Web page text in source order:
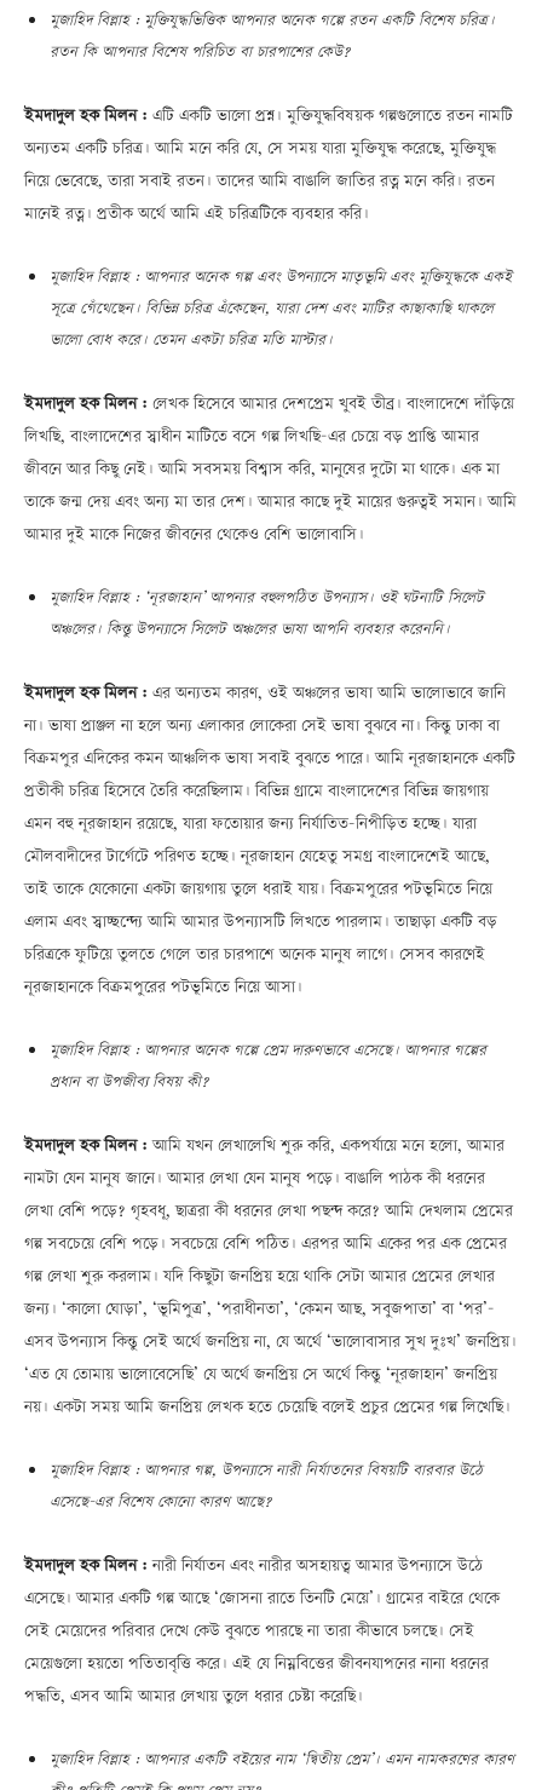
মুজাহিদ বিল্লাহ : মুক্তিযুদ্ধভিত্তিক আপনার অনেক গল্পে রতন একটি বিশেষ চরিত্র।
রতন কি আপনার বিশেষ পরিচিত বা চারপাশের কেউ?
ইমদাদুল হক মিলন : এটি একটি ভালো প্রশ্ন। মুক্তিযুদ্ধবিষয়ক গল্পগুলোতে রতন নামটি
অন্যতম একটি চরিত্র। আমি মনে করি যে, সে সময় যারা মুক্তিযুদ্ধ করেছে, মুক্তিযুদ্ধ
নিয়ে ভেবেছে, তারা সবাই রতন। তাদের আমি বাঙালি জাতির রত্ন মনে করি। রতন
মানেই রত্ন। প্রতীক অর্থে আমি এই চরিত্রটিকে ব্যবহার করি।
মুজাহিদ বিল্লাহ : আপনার অনেক গল্প এবং উপন্যাসে মাতৃভূমি এবং মুক্তিযুদ্ধকে একই
সূত্রে গেঁথেছেন। বিভিন্ন চরিত্র এঁকেছেন, যারা দেশ এবং মাটির কাছাকাছি থাকলে
ভালো বোধ করে। তেমন একটা চরিত্র মতি মাস্টার।
ইমদাদুল হক মিলন : লেখক হিসেবে আমার দেশপ্রেম খুবই তীব্র। বাংলাদেশে দাঁড়িয়ে
লিখছি, বাংলাদেশের স্বাধীন মাটিতে বসে গল্প লিখছি—এর চেয়ে বড় প্রাপ্তি আমার
জীবনে আর কিছু নেই। আমি সবসময় বিশ্বাস করি, মানুষের দুটো মা থাকে। এক মা
তাকে জন্ম দেয় এবং অন্য মা তার দেশ। আমার কাছে দুই মায়ের গুরুত্বই সমান। আমি
আমার দুই মাকে নিজের জীবনের থেকেও বেশি ভালোবাসি।
মুজাহিদ বিল্লাহ : ‘নূরজাহান’ আপনার বহুলপঠিত উপন্যাস। ওই ঘটনাটি সিলেট
অঞ্চলের। কিন্তু উপন্যাসে সিলেট অঞ্চলের ভাষা আপনি ব্যবহার করেননি।
ইমদাদুল হক মিলন : এর অন্যতম কারণ, ওই অঞ্চলের ভাষা আমি ভালোভাবে জানি
না। ভাষা প্রাঞ্জল না হলে অন্য এলাকার লোকেরা সেই ভাষা বুঝবে না। কিন্তু ঢাকা বা
বিক্রমপুর এদিকের কমন আঞ্চলিক ভাষা সবাই বুঝতে পারে। আমি নূরজাহানকে একটি
প্রতীকী চরিত্র হিসেবে তৈরি করেছিলাম। বিভিন্ন গ্রামে বাংলাদেশের বিভিন্ন জায়গায়
এমন বহু নূরজাহান রয়েছে, যারা ফতোয়ার জন্য নির্যাতিত-নিপীড়িত হচ্ছে। যারা
মৌলবাদীদের টার্গেটে পরিণত হচ্ছে। নূরজাহান যেহেতু সমগ্র বাংলাদেশেই আছে,
তাই তাকে যেকোনো একটা জায়গায় তুলে ধরাই যায়। বিক্রমপুরের পটভূমিতে নিয়ে
এলাম এবং স্বাচ্ছন্দ্যে আমি আমার উপন্যাসটি লিখতে পারলাম। তাছাড়া একটি বড়
চরিত্রকে ফুটিয়ে তুলতে গেলে তার চারপাশে অনেক মানুষ লাগে। সেসব কারণেই
নূরজাহানকে বিক্রমপুরের পটভূমিতে নিয়ে আসা।
মুজাহিদ বিল্লাহ : আপনার অনেক গল্পে প্রেম দারুণভাবে এসেছে। আপনার গল্পের
প্রধান বা উপজীব্য বিষয় কী?
ইমদাদুল হক মিলন :আমি যখন লেখালেখি শুরু করি, একপর্যায়ে মনে হলো, আমার
নামটা যেন মানুষ জানে। আমার লেখা যেন মানুষ পড়ে। বাঙালি পাঠক কী ধরনের
লেখা বেশি পড়ে? গৃহবধূ, ছাত্ররা কী ধরনের লেখা পছন্দ করে? আমি দেখলাম প্রেমের
গল্প সবচেয়ে বেশি পড়ে। সবচেয়ে বেশি পঠিত। এরপর আমি একের পর এক প্রেমের
গল্প লেখা শুরু করলাম। যদি কিছুটা জনপ্রিয় হয়ে থাকি সেটা আমার প্রেমের লেখার
জন্য। ‘কালো ঘোড়া’, ‘ভূমিপুত্র’, ‘পরাধীনতা’, ‘কেমন আছ, সবুজপাতা’ বা ‘পর’—
এসব উপন্যাস কিন্তু সেই অর্থে জনপ্রিয় না, যে অর্থে ‘ভালোবাসার সুখ দুঃখ’ জনপ্রিয়।
‘এত যে তোমায় ভালোবেসেছি’ যে অর্থে জনপ্রিয় সে অর্থে কিন্তু ‘নূরজাহান’ জনপ্রিয়
নয়। একটা সময় আমি জনপ্রিয় লেখক হতে চেয়েছি বলেই প্রচুর প্রেমের গল্প লিখেছি।
মুজাহিদ বিল্লাহ : আপনার গল্প, উপন্যাসে নারী নির্যাতনের বিষয়টি বারবার উঠে
এসেছে—এর বিশেষ কোনো কারণ আছে?
ইমদাদুল হক মিলন :নারী নির্যাতন এবং নারীর অসহায়ত্ব আমার উপন্যাসে উঠে
এসেছে। আমার একটি গল্প আছে ‘জোসনা রাতে তিনটি মেয়ে’। গ্রামের বাইরে থেকে
সেই মেয়েদের পরিবার দেখে কেউ বুঝতে পারছে না তারা কীভাবে চলছে। সেই
মেয়েগুলো হয়তো পতিতাবৃত্তি করে। এই যে নিম্নবিত্তের জীবনযাপনের নানা ধরনের
পদ্ধতি, এসব আমি আমার লেখায় তুলে ধরার চেষ্টা করেছি।
মুজাহিদ বিল্লাহ : আপনার একটি বইয়ের নাম ‘দ্বিতীয় প্রেম’। এমন নামকরণের কারণ